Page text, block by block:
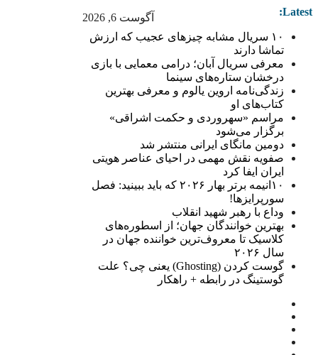
آگوست 6, 2026 Latest:
۱۰ سریال مشابه چیزهای عجیب که ارزش
تماشا دارند
معرفی سریال آبان؛ درامی معمایی با بازی
درخشان ستاره‌های سینما
زندگی‌نامه اروین یالوم و معرفی بهترین
کتاب‌های او
مراسم «سهروردی و حکمت اشراقی»
برگزار می‌شود
دومین مانگای ایرانی منتشر شد
صفویه نقش مهمی در احیای عناصر هویتی
ایران ایفا کرد
۱۰انیمه برتر بهار ۲۰۲۶ که باید ببینید: فصل
سورپرایزها!
وداع با رهبر شهید انقلاب
بهترین خوانندگان جهان؛ از اسطوره‌های
کلاسیک تا معروف‌ترین خواننده جهان در
سال ۲۰۲۶
گوست کردن (Ghosting) یعنی چی؟ علت
گوستینگ در رابطه + راهکار